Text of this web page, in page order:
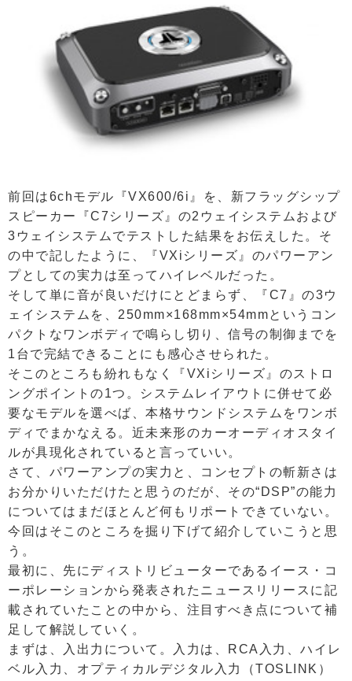
前回は6chモデル『VX600/6i』を、新フラッグシップ
スピーカー『C7シリーズ』の2ウェイシステムおよび
3ウェイシステムでテストした結果をお伝えした。そ
の中で記したように、『VXiシリーズ』のパワーアン
プとしての実力は至ってハイレベルだった。
そして単に音が良いだけにとどまらず、『C7』の3ウ
ェイシステムを、250mm×168mm×54mmというコン
パクトなワンボディで鳴らし切り、信号の制御までを
1台で完結できることにも感心させられた。
そこのところも紛れもなく『VXiシリーズ』のストロ
ングポイントの1つ。システムレイアウトに併せて必
要なモデルを選べば、本格サウンドシステムをワンボ
ディでまかなえる。近未来形のカーオーディオスタイ
ルが具現化されていると言っていい。
さて、パワーアンプの実力と、コンセプトの斬新さは
お分かりいただけたと思うのだが、その“DSP”の能力
についてはまだほとんど何もリポートできていない。
今回はそこのところを掘り下げて紹介していこうと思
う。
最初に、先にディストリビューターであるイース・コ
ーポレーションから発表されたニュースリリースに記
載されていたことの中から、注目すべき点について補
足して解説していく。
まずは、入出力について。入力は、RCA入力、ハイレ
ベル入力、オプティカルデジタル入力（TOSLINK）